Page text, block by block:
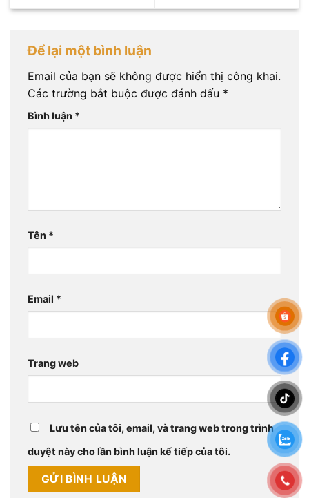
Để lại một bình luận
Email của bạn sẽ không được hiển thị công khai.
Các trường bắt buộc được đánh dấu *
Bình luận *
Tên *
Email *
Trang web
Lưu tên của tôi, email, và trang web trong trình
duyệt này cho lần bình luận kế tiếp của tôi.